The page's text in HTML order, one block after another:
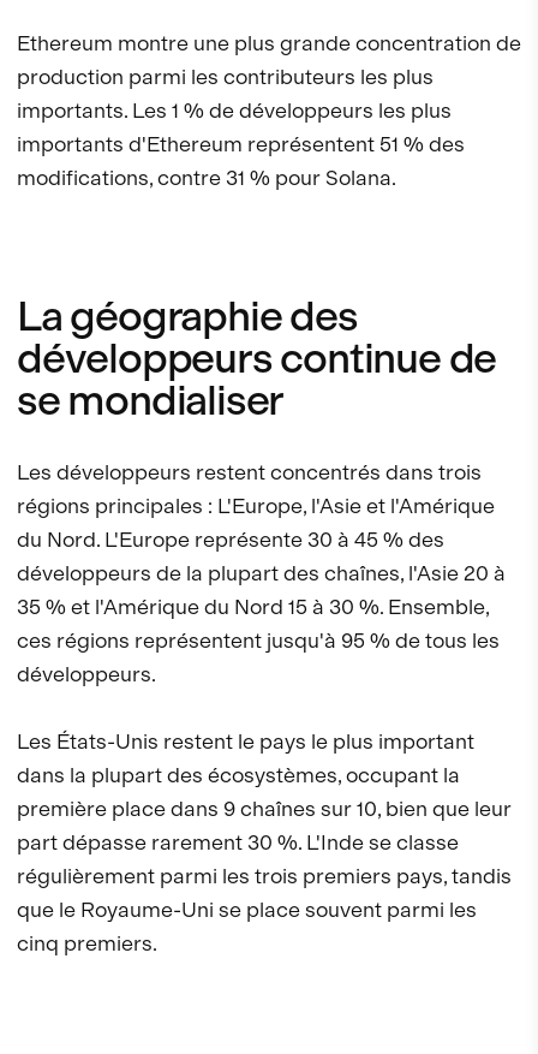
Ethereum montre une plus grande concentration de
production parmi les contributeurs les plus
importants. Les 1 % de développeurs les plus
importants d'Ethereum représentent 51 % des
modifications, contre 31 % pour Solana.
La géographie des
développeurs continue de
se mondialiser
Les développeurs restent concentrés dans trois
régions principales : L'Europe, l'Asie et l'Amérique
du Nord. L'Europe représente 30 à 45 % des
développeurs de la plupart des chaînes, l'Asie 20 à
35 % et l'Amérique du Nord 15 à 30 %. Ensemble,
ces régions représentent jusqu'à 95 % de tous les
développeurs.
Les États-Unis restent le pays le plus important
dans la plupart des écosystèmes, occupant la
première place dans 9 chaînes sur 10, bien que leur
part dépasse rarement 30 %. L'Inde se classe
régulièrement parmi les trois premiers pays, tandis
que le Royaume-Uni se place souvent parmi les
cinq premiers.